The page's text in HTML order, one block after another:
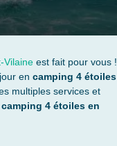
Vilaine est fait pour vous !
en camping 4 étoiles
multiples services et
camping 4 étoiles en